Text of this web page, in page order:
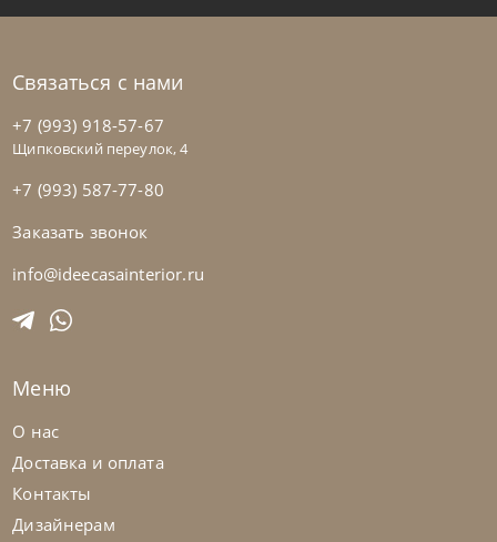
Nicolettihome
Диван Soul
Связаться с нами
+7 (993) 918-57-67
Щипковский переулок, 4
+7 (993) 587-77-80
Заказать звонок
info@ideecasainterior.ru
Меню
О нас
Доставка и оплата
Контакты
Дизайнерам